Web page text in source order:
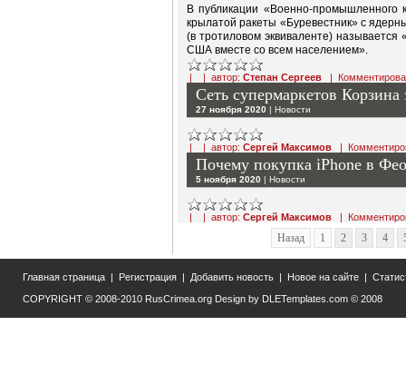
В публикации «Военно-промышленного
крылатой ракеты «Буревестник» с
(в тротиловом эквиваленте) называется
США вместе со всем населением».
| | автор: Степан Сергеев |
Сеть супермаркетов
27 ноября 2020 | Новости
| | автор: Сергей Максимов |
Почему покупка iPhone в
5 ноября 2020 | Новости
| | автор: Сергей Максимов |
Назад 1 2 3 4
Главная страница | Регистрация | Добавить новость | Новое на сайте |
COPYRIGHT © 2008-2010 RusCrimea.org Design by DLETemplates.com © 2008